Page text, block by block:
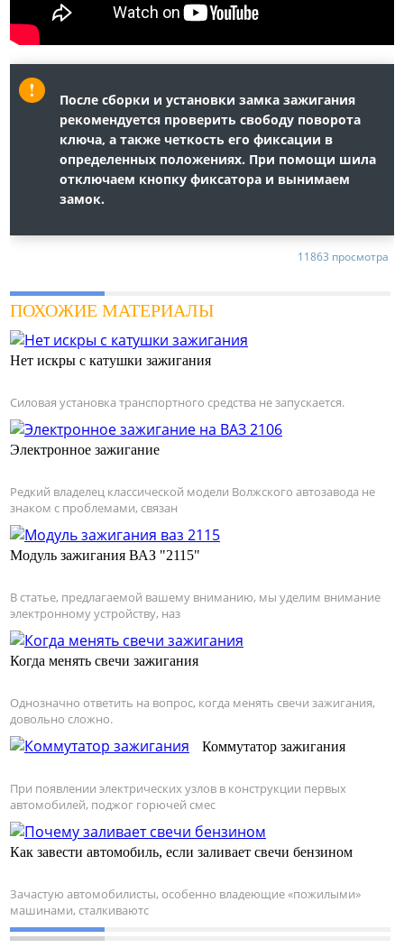
После сборки и установки замка зажигания
рекомендуется проверить свободу поворота
ключа, а также четкость его фиксации в
определенных положениях. При помощи шила
отключаем кнопку фиксатора и вынимаем
замок.
11863 просмотра
ПОХОЖИЕ МАТЕРИАЛЫ
Нет искры с катушки зажигания
Силовая установка транспортного средства не запускается.
Электронное зажигание
Редкий владелец классической модели Волжского автозавода не
знаком с проблемами, связан
Модуль зажигания ВАЗ "2115"
В статье, предлагаемой вашему вниманию, мы уделим внимание
электронному устройству, наз
Когда менять свечи зажигания
Однозначно ответить на вопрос, когда менять свечи зажигания,
довольно сложно.
Коммутатор зажигания
При появлении электрических узлов в конструкции первых
автомобилей, поджог горючей смес
Как завести автомобиль, если заливает свечи бензином
Зачастую автомобилисты, особенно владеющие «пожилыми»
машинами, сталкиваютс